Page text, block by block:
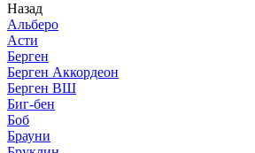
Назад
Альберо
Асти
Берген
Берген Аккордеон
Берген ВШ
Биг-бен
Боб
Брауни